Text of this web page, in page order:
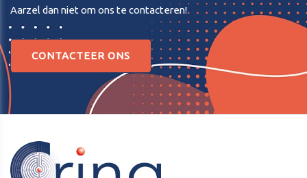
Aarzel dan niet om ons te contacteren!
CONTACTEER ONS